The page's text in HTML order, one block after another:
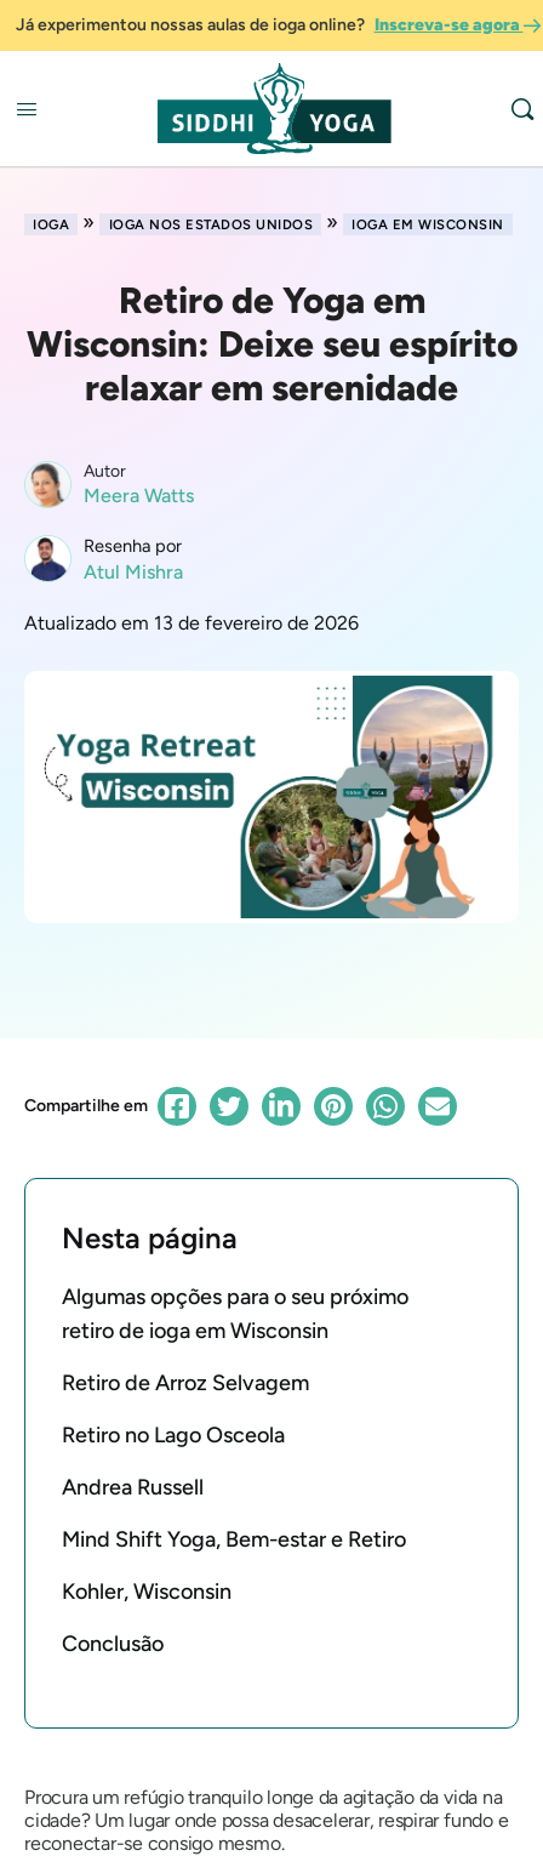
Já experimentou nossas aulas de ioga online? Inscreva-se agora
IOGA » IOGA NOS ESTADOS UNIDOS » IOGA EM WISCONSIN
Retiro de Yoga em
Wisconsin: Deixe seu espírito
relaxar em serenidade
Autor
Meera Watts
Resenha por
Atul Mishra
Atualizado em 13 de fevereiro de 2026
Compartilhe em
Nesta página
Algumas opções para o seu próximo
retiro de ioga em Wisconsin
Retiro de Arroz Selvagem
Retiro no Lago Osceola
Andrea Russell
Mind Shift Yoga, Bem-estar e Retiro
Kohler, Wisconsin
Conclusão
Procura um refúgio tranquilo longe da agitação da vida na
cidade? Um lugar onde possa desacelerar, respirar fundo e
reconectar-se consigo mesmo.